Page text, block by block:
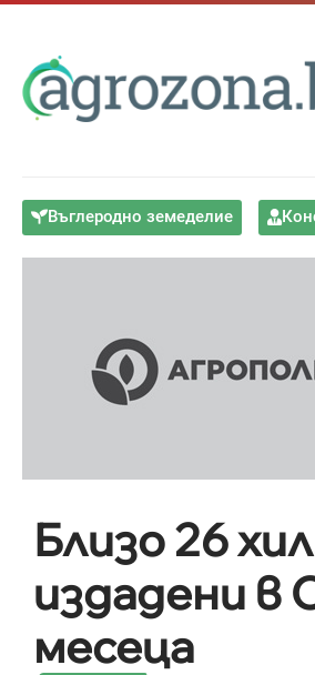
Въглеродно земеделие
Близо 26
издадени в
месеца